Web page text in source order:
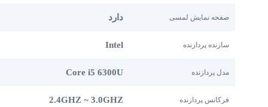
صفحه نمایش لمسی دارد
سازنده پردازنده Intel
مدل پردازنده Core i5 6300U
فرکانس پردازنده 2.4GHZ ~ 3.0GHZ